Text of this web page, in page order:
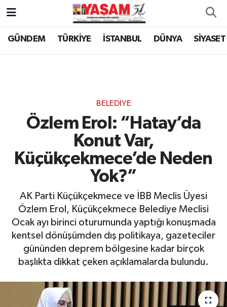
GÜNDEM TÜRKİYE İSTANBUL DÜNYA SİYASET
BELEDİYE
Özlem Erol: “Hatay’da
Konut Var,
Küçükçekmece’de Neden
Yok?”
AK Parti Küçükçekmece ve İBB Meclis Üyesi
Özlem Erol, Küçükçekmece Belediye Meclisi
Ocak ayı birinci oturumunda yaptığı konuşmada
kentsel dönüşümden dış politikaya, gazeteciler
gününden deprem bölgesine kadar birçok
başlıkta dikkat çeken açıklamalarda bulundu.